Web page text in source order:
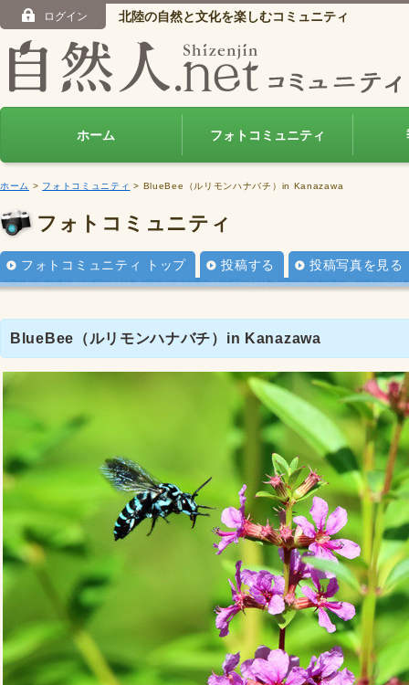
ログイン 北陸の自然と文化を楽しむコミュニティ
ホーム フォトコミュニティ
ホーム > フォトコミュニティ > BlueBee（ルリモンハナバチ）in Kanazawa
フォトコミュニティ
フォトコミュニティ トップ 投稿する 投稿写真を見る
BlueBee（ルリモンハナバチ）in Kanazawa